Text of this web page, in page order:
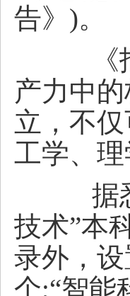
告》)。
《报
产力中
立，不
工学、
据悉
技术”本
录外，
个;“智能